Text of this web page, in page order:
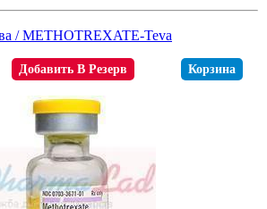
METHOTREXATE-Teva
Добавить В Резерв Корзина